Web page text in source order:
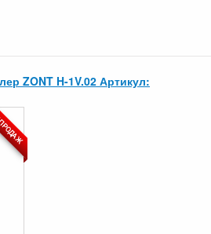
ZONT H-1V.02 Артикул: